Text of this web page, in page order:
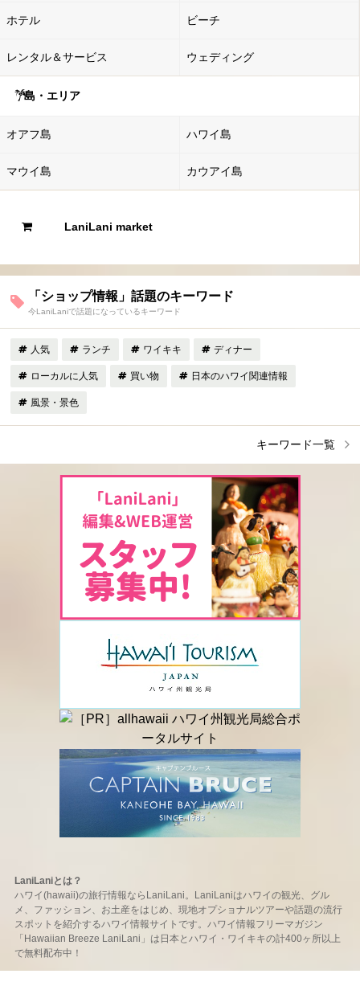
ホテル ビーチ
レンタル＆サービス ウェディング
島・エリア
オアフ島 ハワイ島
マウイ島 カウアイ島
LaniLani market
「ショップ情報」話題のキーワード
今LaniLaniで話題になっているキーワード
人気 ランチ ワイキキ ディナー
ローカルに人気 買い物 日本のハワイ関連情報
風景・景色
キーワード一覧
LaniLaniとは？
ハワイ(hawaii)の旅行情報ならLaniLani。LaniLaniはハワイの観光、グル
メ、ファッション、お土産をはじめ、現地オプショナルツアーや話題の流行
スポットを紹介するハワイ情報サイトです。ハワイ情報フリーマガジン
「Hawaiian Breeze LaniLani」は日本とハワイ・ワイキキの計400ヶ所以上
で無料配布中！